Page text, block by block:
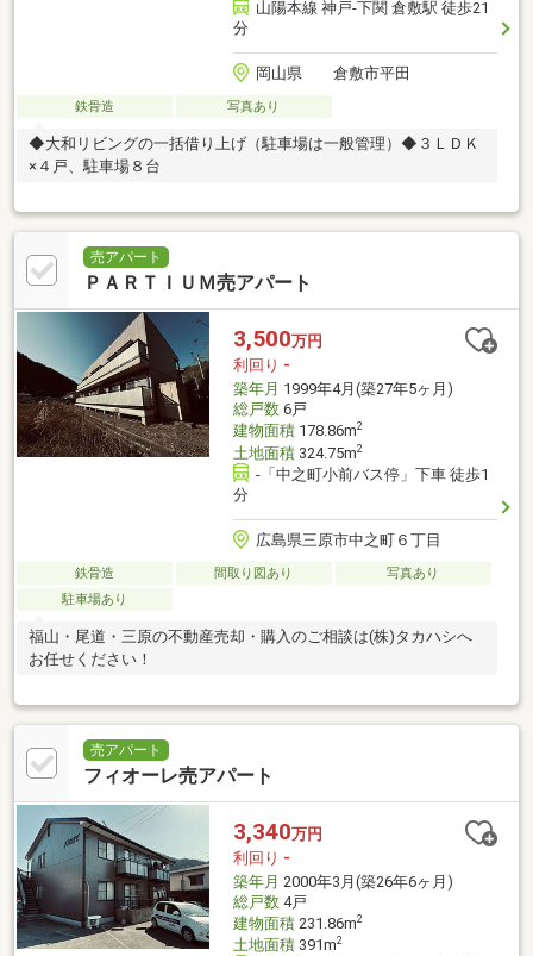
山陽本線 神戸-下関 倉敷駅 徒歩21
分
岡山県 倉敷市平田
鉄骨造 写真あり
◆大和リビングの一括借り上げ（駐車場は一般管理）◆３ＬＤＫ
×４戸、駐車場８台
売アパート
ＰＡＲＴＩＵＭ売アパート
3,500万円
利回り -
築年月 1999年4月(築27年5ヶ月)
総戸数6戸
建物面積178.86m2
土地面積324.75m2
-「中之町小前バス停」下車 徒歩1
分
広島県三原市中之町６丁目
鉄骨造 間取り図あり
写真あり
駐車場あり
福山・尾道・三原の不動産売却・購入のご相談は(株)タカハシへ
お任せください！
売アパート
フィオーレ売アパート
3,340万円
利回り -
築年月 2000年3月(築26年6ヶ月)
総戸数4戸
建物面積231.86m2
土地面積391m2